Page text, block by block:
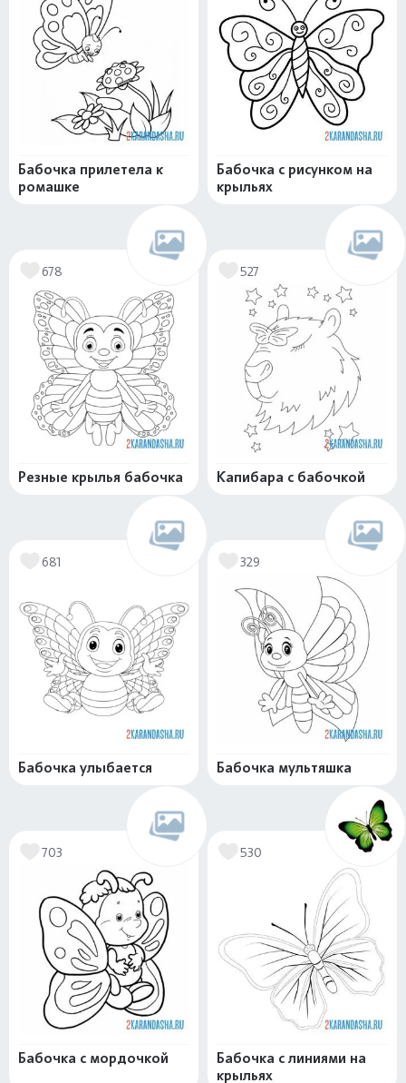
Бабочка прилетела к
ромашке
Бабочка с рисунком на
крыльях
678
Резные крылья бабочка
527
Капибара с бабочкой
681
Бабочка улыбается
329
Бабочка мультяшка
703
Бабочка с мордочкой
530
Бабочка с линиями на
крыльях